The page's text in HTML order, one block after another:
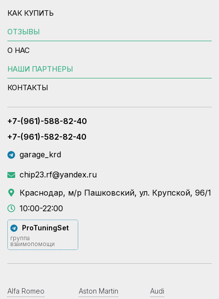
КАК КУПИТЬ
ОТЗЫВЫ
О НАС
НАШИ ПАРТНЕРЫ
КОНТАКТЫ
+7-(961)-588-82-40
+7-(961)-582-82-40
garage_krd
chip23.rf@yandex.ru
Краснодар, м/р Пашковский, ул. Крупской, 96/1
10:00-22:00
ProTuningSet
группа
взаимопомощи
Alfa Romeo Aston Martin Audi